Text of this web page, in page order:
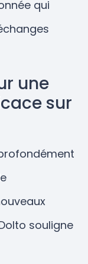
qui
une
sur
souligne